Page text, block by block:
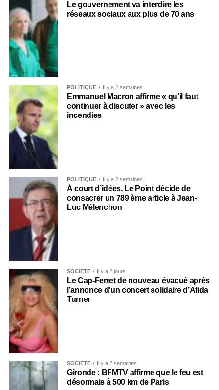
Le gouvernement va interdire les
réseaux sociaux aux plus de 70 ans
POLITIQUE Il y a 2 semaines
Emmanuel Macron affirme « qu’il faut
continuer à discuter » avec les
incendies
POLITIQUE Il y a 2 semaines
À court d’idées, Le Point décide de
consacrer un 789 ème article à Jean-
Luc Mélenchon
SOCIÉTÉ Il y a 2 jours
Le Cap-Ferret de nouveau évacué après
l’annonce d’un concert solidaire d’Afida
Turner
SOCIÉTÉ Il y a 2 semaines
Gironde : BFMTV affirme que le feu est
désormais à 500 km de Paris